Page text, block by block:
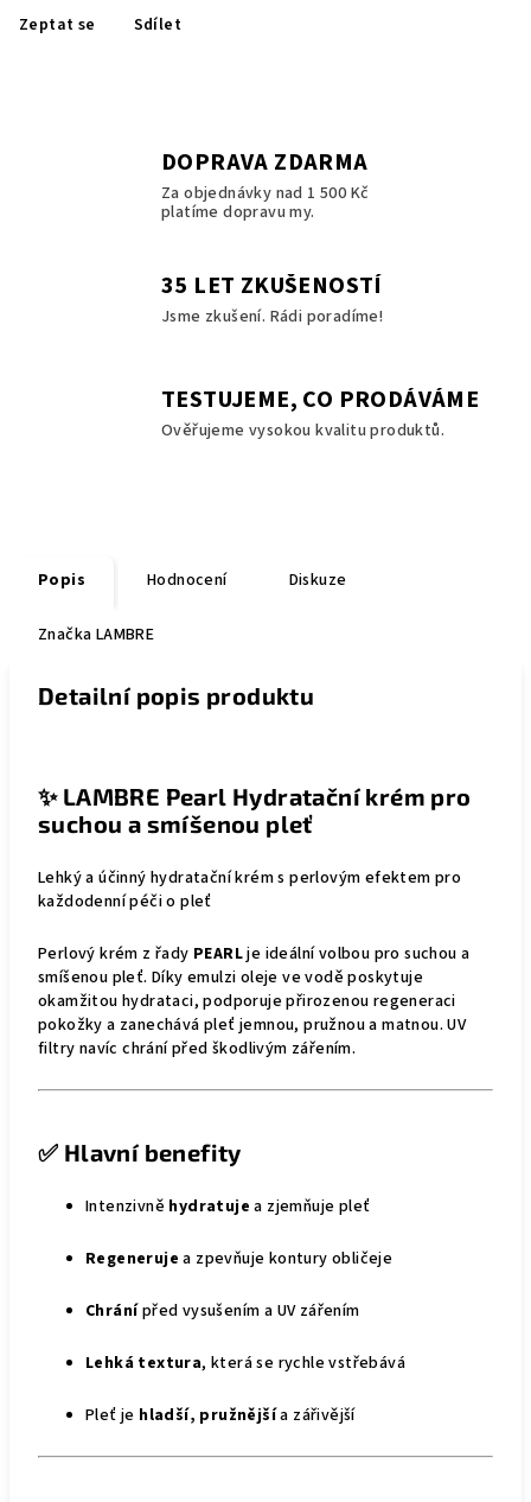
Zeptat se Sdílet
DOPRAVA ZDARMA
Za objednávky nad 1 500 Kč
platíme dopravu my.
35 LET ZKUŠENOSTÍ
Jsme zkušení. Rádi poradíme!
TESTUJEME, CO PRODÁVÁME
Ověřujeme vysokou kvalitu produktů.
Popis Hodnocení Diskuze
Značka LAMBRE
Detailní popis produktu
✨ LAMBRE Pearl Hydratační krém pro
suchou a smíšenou pleť
Lehký a účinný hydratační krém s perlovým efektem pro
každodenní péči o pleť
Perlový krém z řady PEARLje ideální volbou pro suchou a
smíšenou pleť. Díky emulzi oleje ve vodě poskytuje
okamžitou hydrataci, podporuje přirozenou regeneraci
pokožky a zanechává pleť jemnou, pružnou a matnou. UV
filtry navíc chrání před škodlivým zářením.
✅ Hlavní benefity
Intenzivně hydratuje a zjemňuje pleť
Regeneruje a zpevňuje kontury obličeje
Chránípřed vysušením a UV zářením
Lehká textura, která se rychle vstřebává
Pleť je hladší, pružnějšía zářivější